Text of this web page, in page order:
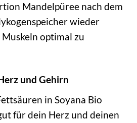
Mandelpüree nach dem
wieder
optimal zu
und Gehirn
in Soyana Bio
für dein Herz und deinen